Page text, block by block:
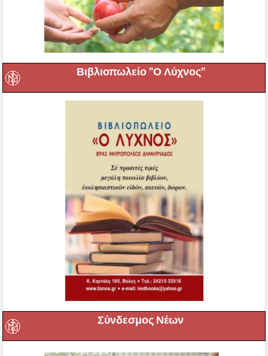
Βιβλιοπωλείο ”Ο Λύχνος”
Σύνδεσμος Νέων